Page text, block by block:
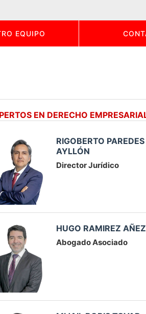
EQUIPO
EN DERECHO
RIGOBERTO PAREDES
AYLLÓN
Director Jurídico
HUGO RAMIREZ AÑEZ
Abogado Asociado